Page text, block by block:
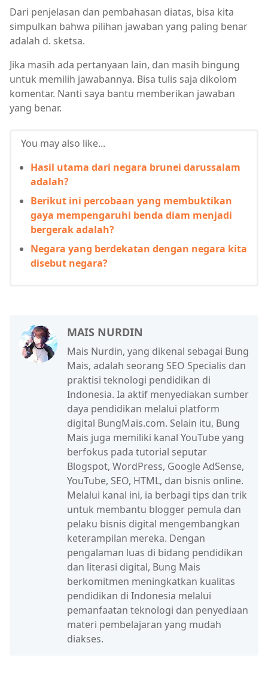
Dari penjelasan dan pembahasan diatas, bisa kita
simpulkan bahwa pilihan jawaban yang paling benar
adalah d. sketsa.
Jika masih ada pertanyaan lain, dan masih bingung
untuk memilih jawabannya. Bisa tulis saja dikolom
komentar. Nanti saya bantu memberikan jawaban
yang benar.
You may also like...
Hasil utama dari negara brunei darussalam
adalah?
Berikut ini percobaan yang membuktikan
gaya mempengaruhi benda diam menjadi
bergerak adalah?
Negara yang berdekatan dengan negara kita
disebut negara?
MAIS NURDIN
Mais Nurdin, yang dikenal sebagai Bung
Mais, adalah seorang SEO Specialis dan
praktisi teknologi pendidikan di
Indonesia. Ia aktif menyediakan sumber
daya pendidikan melalui platform
digital BungMais.com. Selain itu, Bung
Mais juga memiliki kanal YouTube yang
berfokus pada tutorial seputar
Blogspot, WordPress, Google AdSense,
YouTube, SEO, HTML, dan bisnis online.
Melalui kanal ini, ia berbagi tips dan trik
untuk membantu blogger pemula dan
pelaku bisnis digital mengembangkan
keterampilan mereka. Dengan
pengalaman luas di bidang pendidikan
dan literasi digital, Bung Mais
berkomitmen meningkatkan kualitas
pendidikan di Indonesia melalui
pemanfaatan teknologi dan penyediaan
materi pembelajaran yang mudah
diakses.